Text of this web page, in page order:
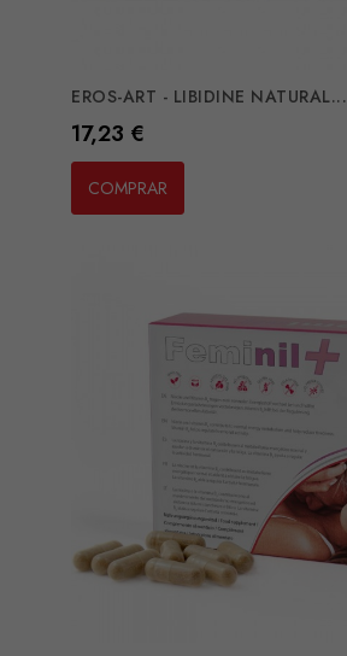
EROS-ART - LIBIDINE NATURAL...
Preço
17,23 €
COMPRAR